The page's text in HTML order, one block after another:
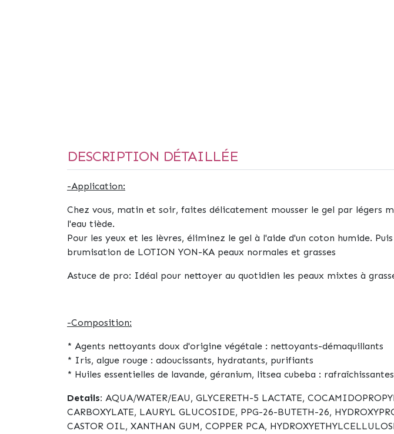
DESCRIPTION DÉTAILLÉE
-Application:
Chez vous, matin et soir, faites délicatement mousser le gel par légers
l'eau tiède.
Pour les yeux et les lèvres, éliminez le gel à l'aide d'un coton humide.
brumisation de LOTION YON-KA peaux normales et grasses
Astuce de pro: Idéal pour nettoyer au quotidien les peaux mixtes à
-Composition:
* Agents nettoyants doux d'origine végétale : nettoyants-démaquillants
* Iris, algue rouge : adoucissants, hydratants, purifiants
* Huiles essentielles de lavande, géranium, litsea cubeba : rafraîchissantes
Details: AQUA/WATER/EAU, GLYCERETH-5 LACTATE,
CARBOXYLATE, LAURYL GLUCOSIDE, PPG-26-BUTETH-26,
CASTOR OIL, XANTHAN GUM, COPPER PCA,